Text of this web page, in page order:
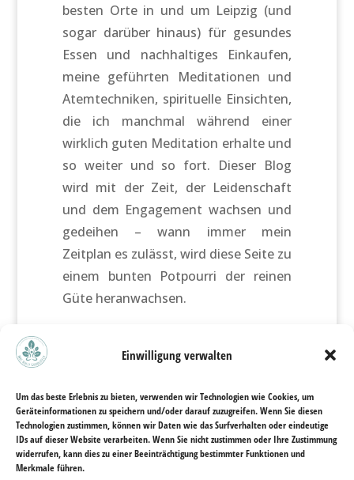
Einwilligung verwalten
Um das beste Erlebnis zu bieten, verwenden wir Technologien wie Cookies, um
Geräteinformationen zu speichern und/oder darauf zuzugreifen. Wenn Sie diesen
Technologien zustimmen, können wir Daten wie das Surfverhalten oder eindeutige
IDs auf dieser Website verarbeiten. Wenn Sie nicht zustimmen oder Ihre Zustimmung
widerrufen, kann dies zu einer Beeinträchtigung bestimmter Funktionen und
Merkmale führen.
besten Orte in und um Leipzig (und
sogar darüber hinaus) für gesundes
Essen und nachhaltiges Einkaufen,
meine geführten Meditationen und
Atemtechniken, spirituelle Einsichten,
die ich manchmal während einer
wirklich guten Meditation erhalte und
so weiter und so fort. Dieser Blog
wird mit der Zeit, der Leidenschaft
und dem Engagement wachsen und
gedeihen – wann immer mein
Zeitplan es zulässt, wird diese Seite zu
einem bunten Potpourri der reinen
Güte heranwachsen.
Previous article
Green energy bites
Next article